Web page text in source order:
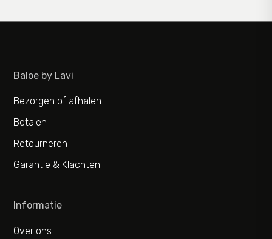
Baloe by Lavi
Bezorgen of afhalen
Betalen
Retourneren
Garantie & Klachten
Informatie
Over ons